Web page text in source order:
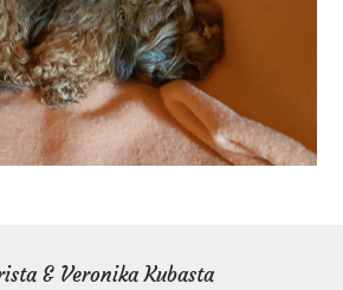
& Veronika Kubasta